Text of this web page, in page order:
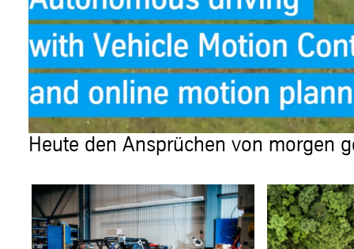
Heute den Ansprüchen von morgen